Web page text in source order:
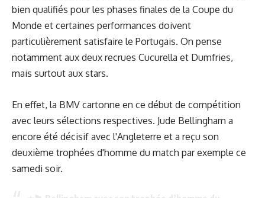
bien qualifiés pour les phases finales de la Coupe du
Monde et certaines performances doivent
particulièrement satisfaire le Portugais. On pense
notamment aux deux recrues Cucurella et Dumfries,
mais surtout aux stars.
En effet, la BMV cartonne en ce début de compétition
avec leurs sélections respectives. Jude Bellingham a
encore été décisif avec l'Angleterre et a reçu son
deuxième trophées d'homme du match par exemple ce
samedi soir.